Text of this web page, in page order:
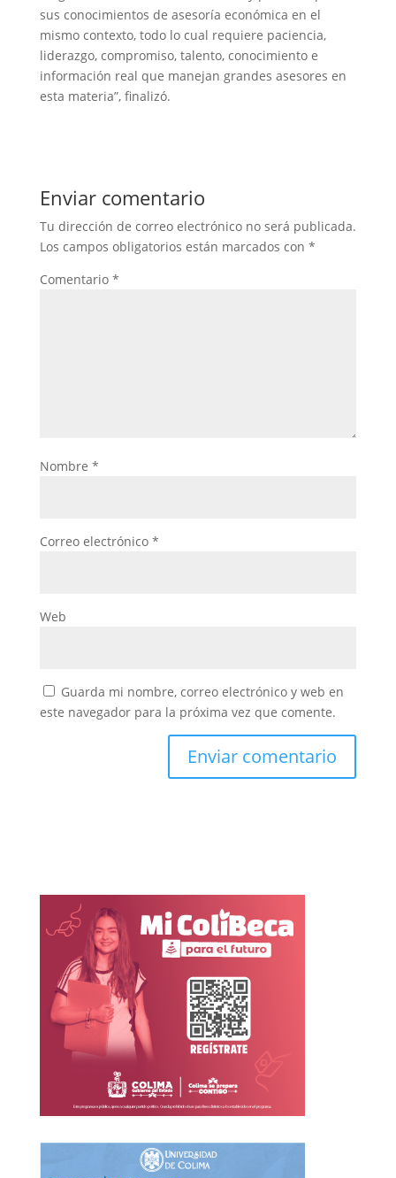
sus conocimientos de asesoría económica en el
mismo contexto, todo lo cual requiere paciencia,
liderazgo, compromiso, talento, conocimiento e
información real que manejan grandes asesores en
esta materia”, finalizó.
Enviar comentario
Tu dirección de correo electrónico no será publicada.
Los campos obligatorios están marcados con *
Comentario *
Nombre *
Correo electrónico *
Web
Guarda mi nombre, correo electrónico y web en
este navegador para la próxima vez que comente.